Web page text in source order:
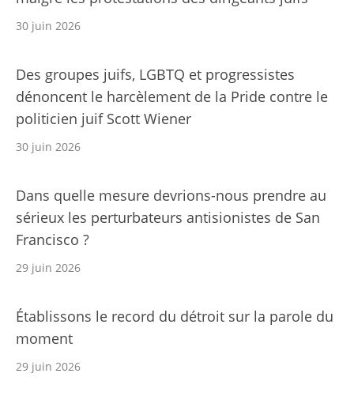
30 juin 2026
Des groupes juifs, LGBTQ et progressistes
dénoncent le harcèlement de la Pride contre le
politicien juif Scott Wiener
30 juin 2026
Dans quelle mesure devrions-nous prendre au
sérieux les perturbateurs antisionistes de San
Francisco ?
29 juin 2026
Établissons le record du détroit sur la parole du
moment
29 juin 2026